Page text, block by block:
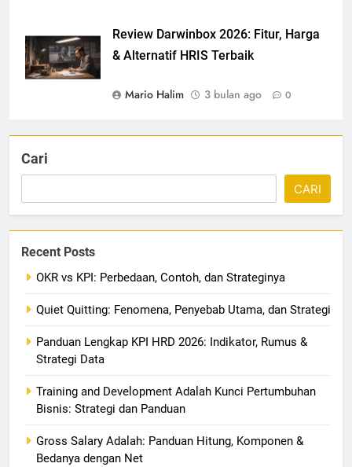
Review Darwinbox 2026: Fitur, Harga
& Alternatif HRIS Terbaik
Mario Halim 3 bulan ago 0
Cari
CARI
Recent Posts
OKR vs KPI: Perbedaan, Contoh, dan Strateginya
Quiet Quitting: Fenomena, Penyebab Utama, dan Strategi
Panduan Lengkap KPI HRD 2026: Indikator, Rumus &
Strategi Data
Training and Development Adalah Kunci Pertumbuhan
Bisnis: Strategi dan Panduan
Gross Salary Adalah: Panduan Hitung, Komponen &
Bedanya dengan Net